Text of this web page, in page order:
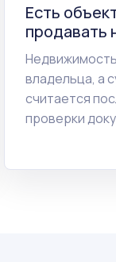
Есть
продавать
владельца, а
считается
проверки